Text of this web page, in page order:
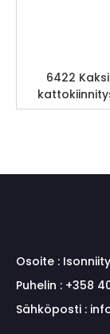
6422
Osoite :
Puhelin : +358
Sähköposti :